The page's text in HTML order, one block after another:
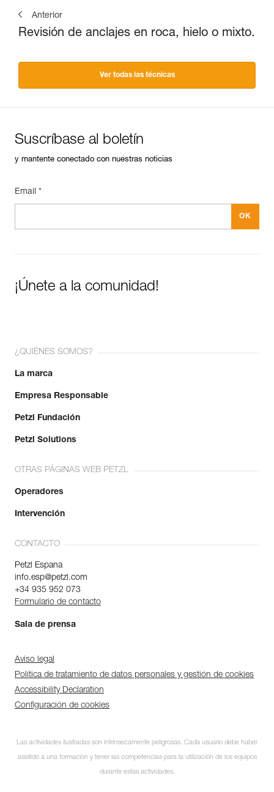
Anterior
Revisión de anclajes en roca, hielo o mixto.
Ver todas las técnicas
Suscríbase al boletín
y mantente conectado con nuestras noticias
Email *
¡Únete a la comunidad!
¿QUIÉNES SOMOS?
La marca
Empresa Responsable
Petzl Fundación
Petzl Solutions
OTRAS PÁGINAS WEB PETZL
Operadores
Intervención
CONTACTO
Petzl Espana
info.esp@petzl.com
+34 935 952 073
Formulario de contacto
Sala de prensa
Aviso legal
Política de tratamiento de datos personales y gestión de cookies
Accessibility Declaration
Configuración de cookies
Las actividades ilustradas son intrínsecamente peligrosas. Cada usuario debe haber
asistido a una formación y tener las competencias para la utilización de los equipos
durante estas actividades.